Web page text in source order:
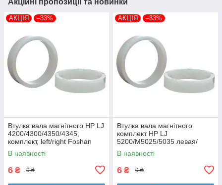
АКЦІЯ –33%
Втулка вала магнітного HP LJ
4200/4300/4350/4345,
комплект, left/right Foshan
(MAG-1338A-BSH-Foshan)
В наявності
6 ₴ 9 ₴
АКЦІЯ –33%
Втулка вала магнітного
комплект HP LJ
5200/M5025/5035 левая/
правая Foshan (MAG-7516A-
BSH-Foshan)
В наявності
6 ₴ 9 ₴